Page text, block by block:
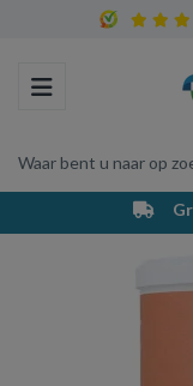
Toggle navigation
Waar bent u naar op